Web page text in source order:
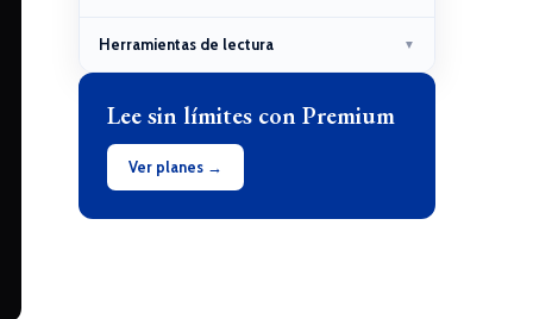
Herramientas de lectura ▼
Lee sin límites con Premium
Ver planes →